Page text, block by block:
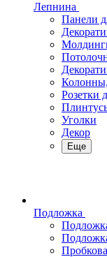
Лепнина
Панели
Розетки
Уголки
Декор
Еще
Подложка